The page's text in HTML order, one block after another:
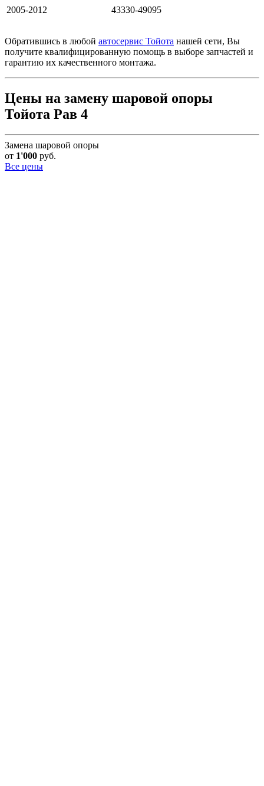
2005-2012
43330-49095
Обратившись в любой автосервис Тойота нашей сети, Вы
получите квалифицированную помощь в выборе запчастей и
гарантию их качественного монтажа.
Цены на замену шаровой опоры
Тойота Рав 4
Замена шаровой опоры
от 1'000 руб.
Все цены